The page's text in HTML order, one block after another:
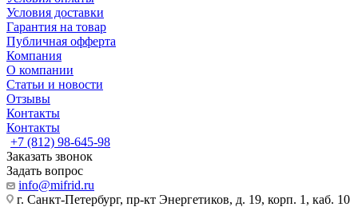
Условия доставки
Гарантия на товар
Публичная офферта
Компания
О компании
Статьи и новости
Отзывы
Контакты
Контакты
+7 (812) 98-645-98
Заказать звонок
Задать вопрос
info@mifrid.ru
г. Санкт-Петербург, пр-кт Энергетиков, д. 19, корп. 1, каб. 10